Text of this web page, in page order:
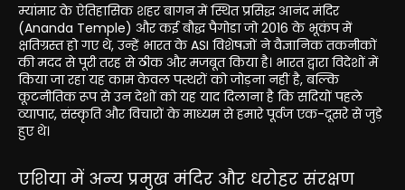
म्यांमार के ऐतिहासिक शहर बागन में स्थित प्रसिद्ध आनंद मंदिर
(Ananda Temple) और कई बौद्ध पैगोडा जो 2016 के भूकंप में
क्षतिग्रस्त हो गए थे, उन्हें भारत के ASI विशेषज्ञों ने वैज्ञानिक तकनीकों
की मदद से पूरी तरह से ठीक और मजबूत किया है। भारत द्वारा विदेशों में
किया जा रहा यह काम केवल पत्थरों को जोड़ना नहीं है, बल्कि
कूटनीतिक रूप से उन देशों को यह याद दिलाना है कि सदियों पहले
व्यापार, संस्कृति और विचारों के माध्यम से हमारे पूर्वज एक-दूसरे से जुड़े
हुए थे।
एशिया में अन्य प्रमुख मंदिर और धरोहर संरक्षण